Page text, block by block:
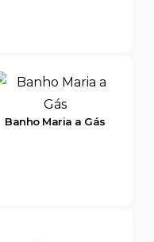
Banho Maria a Gás